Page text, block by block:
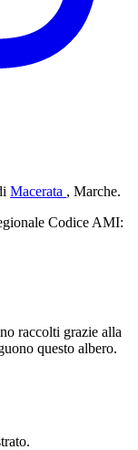
Macerata , Marche.
Codice AMI:
raccolti grazie alla
questo albero.